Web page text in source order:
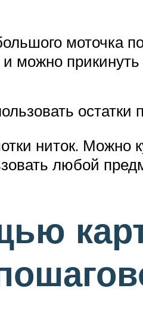
моточка
можно прикинуть
остатки
ниток. Можно
любой